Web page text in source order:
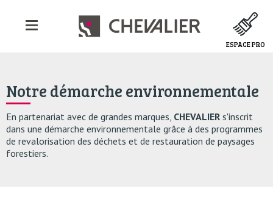
ESPACE PRO
Notre démarche environnementale
En partenariat avec de grandes marques, CHEVALIER s'inscrit
dans une démarche environnementale grâce à des programmes
de revalorisation des déchets et de restauration de paysages
forestiers.